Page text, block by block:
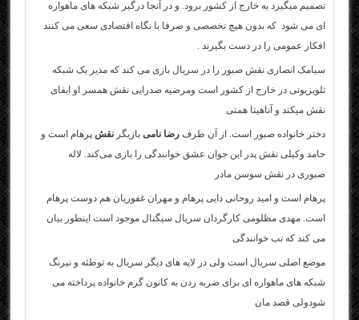
تصمیم میگیرد به خارج از کشور برود. و در آنجا درگیر شبکه های ماهواره
ای می شود که بدون هیچ تخصصی و صرفا با نگاه اقتصادی سعی می کنند
افکار عمومی را در دست بگیرند .
سیامک انصاری نقش صبور را در سریالبازی می کند که مدیر یک شبکه
تلویزیونی در خارج از کشور است ومرضیه صدرایی نقش همسر او ایفای
نقش میکند و آناهیتا همتی
دختر خانواده صبور است. از آن طرفرضا نامی بازیگرنقش پرهام است و
حامد وکیلی نقش پدر این جوان عشق خوانندگی را بازی می‌کند. لاله
صبوری در نقش سوسن مادر
پرهام است و امید روحانی دایی پرهام و مهران غفوریان هم دوست پرهام
است. مهدی مظلومی کارگردان سریال سیگنال موجود است اینطور بیان
می کند که تب خوانندگی
موضع اصلی سریال است ولی در لایه های دیگر سریال به توطئه و نیرنگ
شبکه های ماهواره ای برای ضربه زدن به کانون گرم خانواده پرداخته می
شودولی قصد مان